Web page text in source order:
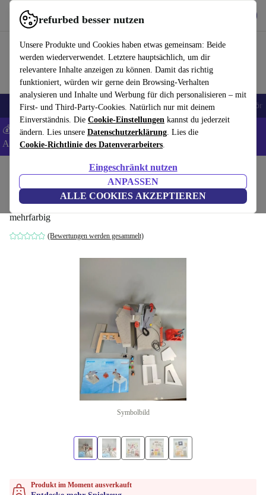
refurbed besser nutzen
Unsere Produkte und Cookies haben etwas gemeinsam: Beide
werden wiederverwendet. Letztere hauptsächlich, um dir
relevantere Inhalte anzeigen zu können. Damit das richtig
funktioniert, würden wir gerne dein Browsing-Verhalten
analysieren und Inhalte und Werbung für dich personalisieren – mit
First- und Third-Party-Cookies. Natürlich nur mit deinem
Einverständnis. Die Cookie-Einstellungen kannst du jederzeit
ändern. Lies unsere Datenschutzerklärung. Lies die
Cookie-Richtlinie des Datenverarbeiters.
Eingeschränkt nutzen
ANPASSEN
ALLE COOKIES AKZEPTIEREN
refurbed schnell und einfach nutzen
🎒 Back to school Handys Laptops Tablets Smartwatches Zubehör
💰 Extra -5% auf Samsung- und Google-Smartphones - Code:
ANDROID5 -AGB
Spielzeug
Playmobil Erweiterungsset – Seilbahn
mehrfarbig
(Bewertungen werden gesammelt)
Symbolbild
Produkt im Moment ausverkauft